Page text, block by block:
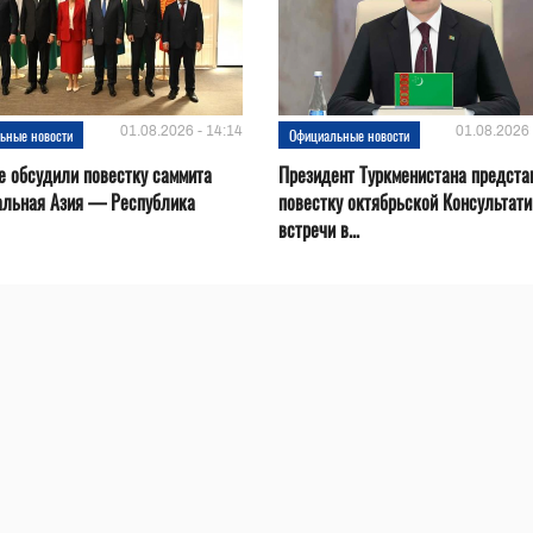
новости 01.08.2026 - 14:14
обсудили повестку саммита
Азия — Республика
Официальные новости 01.08.2026
Президент Туркменистана
повестку октябрьской
встречи в...